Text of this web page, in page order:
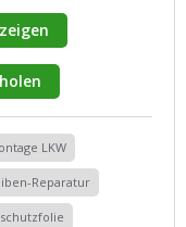
LKW
Reparatur